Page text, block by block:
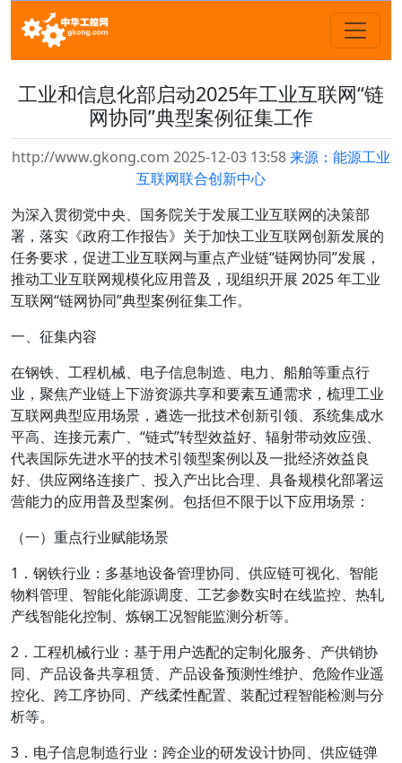
工业和信息化部启动2025年工业互联网“链
网协同”典型案例征集工作
http://www.gkong.com 2025-12-03 13:58来源：能源工业
互联网联合创新中心
为深入贯彻党中央、国务院关于发展工业互联网的决策部
署，落实《政府工作报告》关于加快工业互联网创新发展的
任务要求，促进工业互联网与重点产业链“链网协同”发展，
推动工业互联网规模化应用普及，现组织开展 2025 年工业
互联网“链网协同”典型案例征集工作。
一、征集内容
在钢铁、工程机械、电子信息制造、电力、船舶等重点行
业，聚焦产业链上下游资源共享和要素互通需求，梳理工业
互联网典型应用场景，遴选一批技术创新引领、系统集成水
平高、连接元素广、“链式”转型效益好、辐射带动效应强、
代表国际先进水平的技术引领型案例以及一批经济效益良
好、供应网络连接广、投入产出比合理、具备规模化部署运
营能力的应用普及型案例。包括但不限于以下应用场景：
（一）重点行业赋能场景
1．钢铁行业：多基地设备管理协同、供应链可视化、智能
物料管理、智能化能源调度、工艺参数实时在线监控、热轧
产线智能化控制、炼钢工况智能监测分析等。
2．工程机械行业：基于用户选配的定制化服务、产供销协
同、产品设备共享租赁、产品设备预测性维护、危险作业遥
控化、跨工序协同、产线柔性配置、装配过程智能检测与分
析等。
3．电子信息制造行业：跨企业的研发设计协同、供应链弹